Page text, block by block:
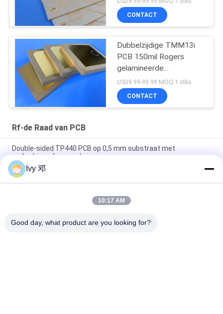
CONTACT
Dubbelzijdige TMM13i
PCB 150mil Rogers
gelamineerde
hoogfrequente circuits
USD9.99-99.99 MOQ:1 stks
CONTACT
Rf-de Raad van PCB
Double-sided TP440 PCB op 0,5 mm substraat met
onderdompeling goud
Dubbelzijdig CER-10 High-Frequency PCB 30mil Laminate
Immersion zilver
5 mil dik WL-CT300 PCB 2-laag zwart zijdeplaat Pure Gold
Ivy 邓
10:17 AM
Good day, what product are you looking for?